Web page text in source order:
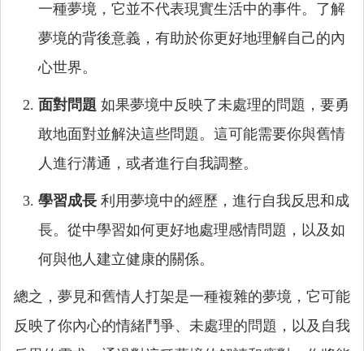
一種夢境，它並不代表現實生活中的事件。了解
夢境的背後意義，有助於你更好地理解自己的內
心世界。
面對問題 如果夢境中反映了未處理的問題，要勇
敢地面對並解決這些問題。這可能需要你與舊情
人進行溝通，或者進行自我調整。
學習成長 利用夢境中的經歷，進行自我反思和成
長。從中學習如何更好地處理感情問題，以及如
何與他人建立健康的關係。
總之，夢見和舊情人打架是一種複雜的夢境，它可能
反映了你內心的情緒鬥爭、未處理的問題，以及自我